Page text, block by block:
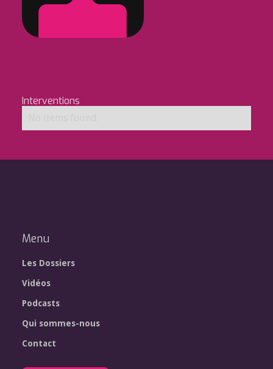
Interventions
Menu
Les Dossiers
Vidéos
Podcasts
Qui sommes-nous
Contact